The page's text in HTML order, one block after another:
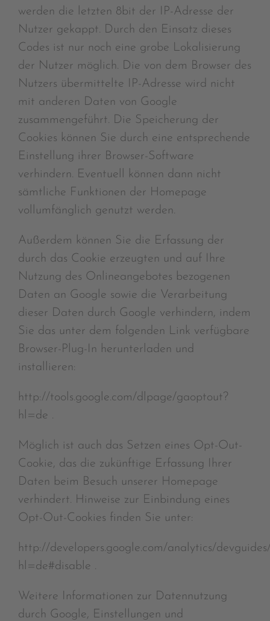
werden die letzten 8bit der IP-Adresse der
Nutzer gekappt. Durch den Einsatz dieses
Codes ist nur noch eine grobe Lokalisierung
der Nutzer möglich. Die von dem Browser des
Nutzers übermittelte IP-Adresse wird nicht
mit anderen Daten von Google
zusammengeführt. Die Speicherung der
Cookies können Sie durch eine entsprechende
Einstellung ihrer Browser-Software
verhindern. Eventuell können dann nicht
sämtliche Funktionen der Homepage
vollumfänglich genutzt werden.
Außerdem können Sie die Erfassung der
durch das Cookie erzeugten und auf Ihre
Nutzung des Onlineangebotes bezogenen
Daten an Google sowie die Verarbeitung
dieser Daten durch Google verhindern, indem
Sie das unter dem folgenden Link verfügbare
Browser-Plug-In herunterladen und
installieren:
http://tools.google.com/dlpage/gaoptout?
hl=de .
Möglich ist auch das Setzen eines Opt-Out-
Cookie, das die zukünftige Erfassung Ihrer
Daten beim Besuch unserer Homepage
verhindert. Hinweise zur Einbindung eines
Opt-Out-Cookies finden Sie unter:
http://developers.google.com/analytics/
hl=de#disable .
Weitere Informationen zur Datennutzung
durch Google, Einstellungen und